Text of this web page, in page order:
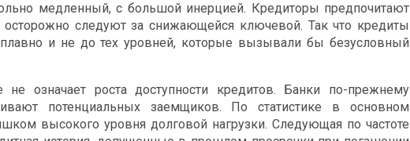
медленный, с большой инерцией. Кредиторы предпочитают
следуют за снижающейся ключевой. Так что кредиты
и не до тех уровней, которые вызывали бы безусловный
означает роста доступности кредитов. Банки по-прежнему
потенциальных заемщиков. По статистике в основном
высокого уровня долговой нагрузки. Следующая по частоте